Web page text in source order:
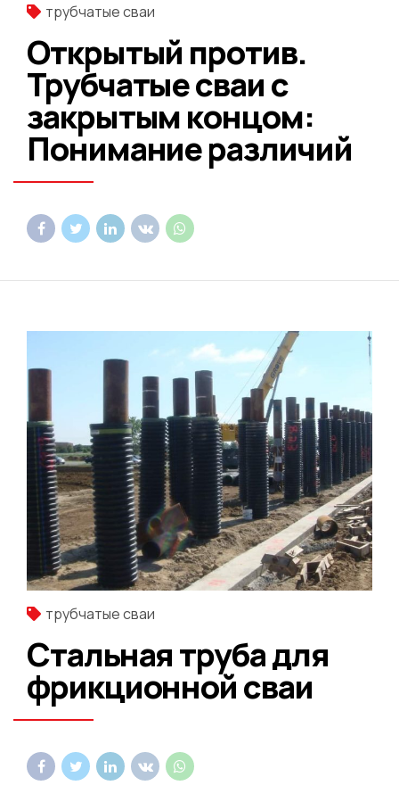
трубчатые сваи
Открытый против.
Трубчатые сваи с
закрытым концом:
Понимание различий
трубчатые сваи
Стальная труба для
фрикционной сваи